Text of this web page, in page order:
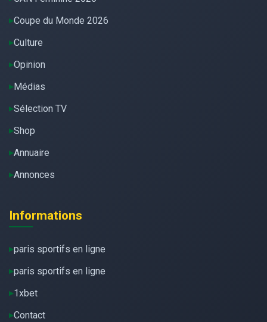
Coupe du Monde 2026
Culture
Opinion
Médias
Sélection TV
Shop
Annuaire
Annonces
Informations
paris sportifs en ligne
paris sportifs en ligne
1xbet
Contact